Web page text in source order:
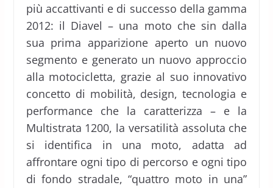
più accattivanti e di successo della gamma
2012: il Diavel – una moto che sin dalla
sua prima apparizione aperto un nuovo
segmento e generato un nuovo approccio
alla motocicletta, grazie al suo innovativo
concetto di mobilità, design, tecnologia e
performance che la caratterizza – e la
Multistrata 1200, la versatilità assoluta che
si identifica in una moto, adatta ad
affrontare ogni tipo di percorso e ogni tipo
di fondo stradale, “quattro moto in una”